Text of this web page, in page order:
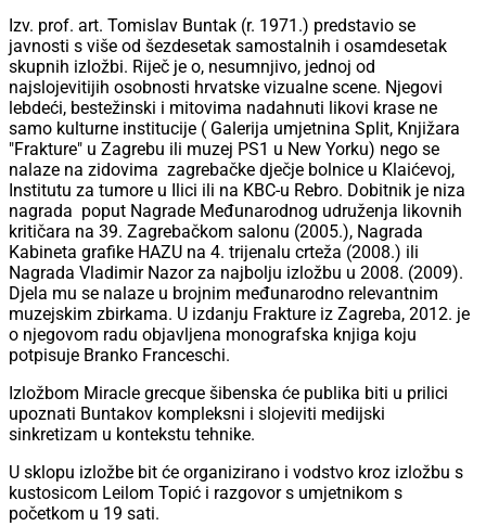
Izv. prof. art. Tomislav Buntak (r. 1971.) predstavio se
javnosti s više od šezdesetak samostalnih i osamdesetak
skupnih izložbi. Riječ je o, nesumnjivo, jednoj od
najslojevitijih osobnosti hrvatske vizualne scene. Njegovi
lebdeći, bestežinski i mitovima nadahnuti likovi krase ne
samo kulturne institucije ( Galerija umjetnina Split, Knjižara
"Frakture" u Zagrebu ili muzej PS1 u New Yorku) nego se
nalaze na zidovima zagrebačke dječje bolnice u Klaićevoj,
Institutu za tumore u Ilici ili na KBC-u Rebro. Dobitnik je niza
nagrada poput Nagrade Međunarodnog udruženja likovnih
kritičara na 39. Zagrebačkom salonu (2005.), Nagrada
Kabineta grafike HAZU na 4. trijenalu crteža (2008.) ili
Nagrada Vladimir Nazor za najbolju izložbu u 2008. (2009).
Djela mu se nalaze u brojnim međunarodno relevantnim
muzejskim zbirkama. U izdanju Frakture iz Zagreba, 2012. je
o njegovom radu objavljena monografska knjiga koju
potpisuje Branko Franceschi.
Izložbom Miracle grecque šibenska će publika biti u prilici
upoznati Buntakov kompleksni i slojeviti medijski
sinkretizam u kontekstu tehnike.
U sklopu izložbe bit će organizirano i vodstvo kroz izložbu s
kustosicom Leilom Topić i razgovor s umjetnikom s
početkom u 19 sati.